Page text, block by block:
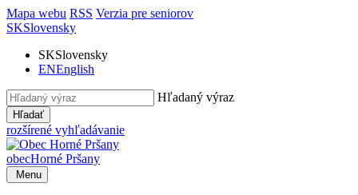
Mapa webu RSS Verzia pre seniorov
SKSlovensky
SKSlovensky
ENEnglish
Hľadaný výraz
Hľadať
rozšírené vyhľadávanie
obecHorné Pršany
Menu